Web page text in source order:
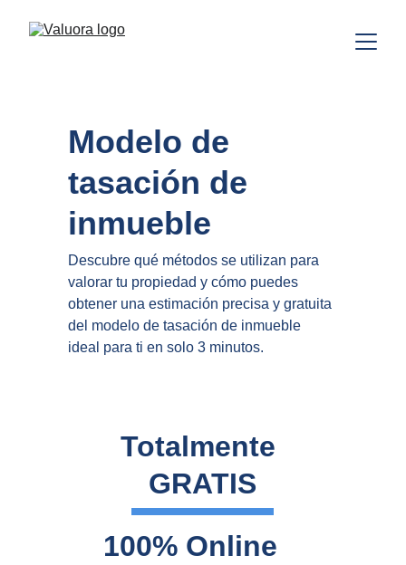
Modelo de
tasación de
inmueble
Descubre qué métodos se utilizan para
valorar tu propiedad y cómo puedes
obtener una estimación precisa y gratuita
del modelo de tasación de inmueble
ideal para ti en solo 3 minutos.
Totalmente
GRATIS
100% Online